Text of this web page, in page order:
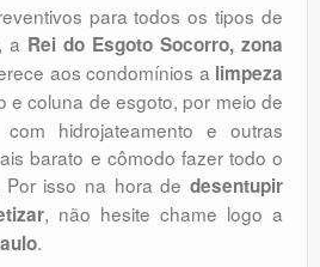
para todos os tipos de
a Rei do Esgoto Socorro, zona
aos condomínios a limpeza
e coluna de esgoto, por meio de
hidrojateamento e outras
barato e cômodo fazer todo o
isso na hora de desentupir
, não hesite chame logo a
.